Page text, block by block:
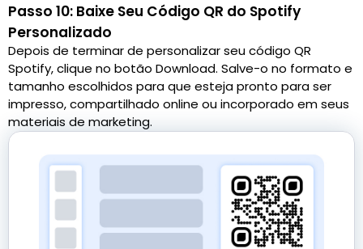
Passo 10: Baixe Seu Código QR do Spotify
Personalizado
Depois de terminar de personalizar seu código QR
Spotify, clique no botão Download. Salve-o no formato e
tamanho escolhidos para que esteja pronto para ser
impresso, compartilhado online ou incorporado em seus
materiais de marketing.